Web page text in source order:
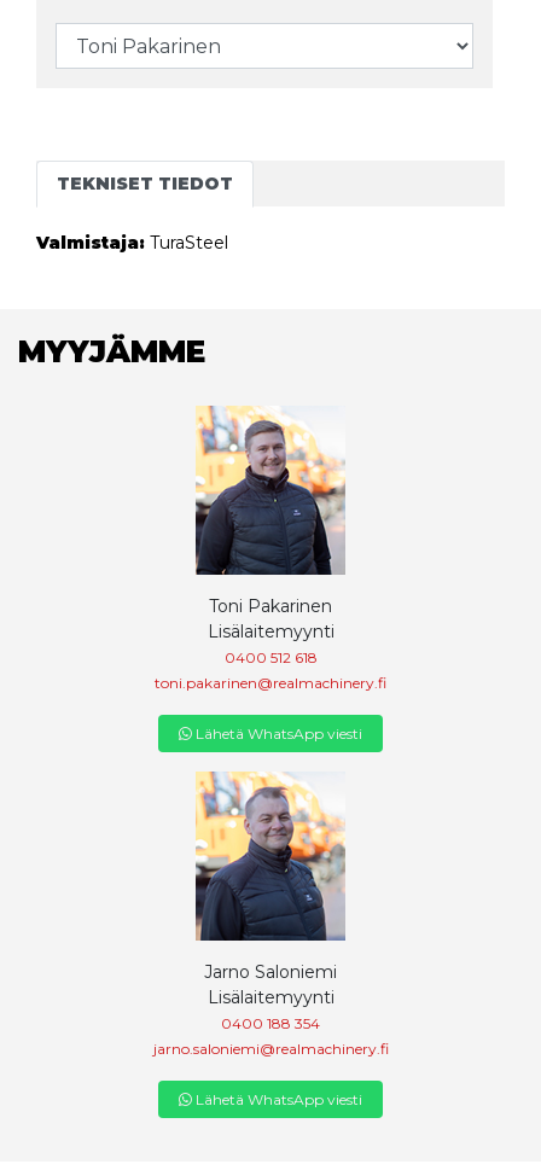
TEKNISET TIEDOT
Valmistaja: TuraSteel
MYYJÄMME
Toni Pakarinen
Lisälaitemyynti
0400 512 618
toni.pakarinen@realmachinery.fi
Lähetä WhatsApp viesti
Jarno Saloniemi
Lisälaitemyynti
0400 188 354
jarno.saloniemi@realmachinery.fi
Lähetä WhatsApp viesti